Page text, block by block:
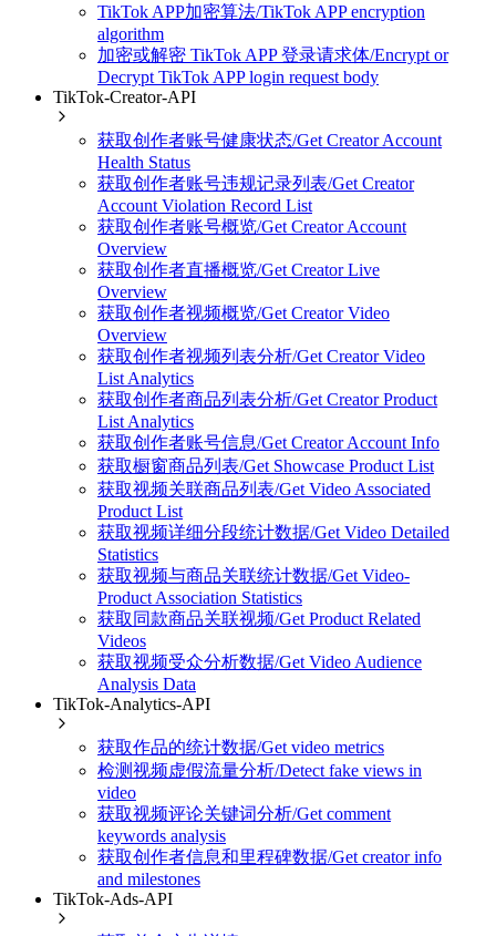
TikTok APP加密算法/TikTok APP encryption
algorithm
加密或解密 TikTok APP 登录请求体/Encrypt or
Decrypt TikTok APP login request body
TikTok-Creator-API
获取创作者账号健康状态/Get Creator Account
Health Status
获取创作者账号违规记录列表/Get Creator
Account Violation Record List
获取创作者账号概览/Get Creator Account
Overview
获取创作者直播概览/Get Creator Live
Overview
获取创作者视频概览/Get Creator Video
Overview
获取创作者视频列表分析/Get Creator Video
List Analytics
获取创作者商品列表分析/Get Creator Product
List Analytics
获取创作者账号信息/Get Creator Account Info
获取橱窗商品列表/Get Showcase Product List
获取视频关联商品列表/Get Video Associated
Product List
获取视频详细分段统计数据/Get Video Detailed
Statistics
获取视频与商品关联统计数据/Get Video-
Product Association Statistics
获取同款商品关联视频/Get Product Related
Videos
获取视频受众分析数据/Get Video Audience
Analysis Data
TikTok-Analytics-API
获取作品的统计数据/Get video metrics
检测视频虚假流量分析/Detect fake views in
video
获取视频评论关键词分析/Get comment
keywords analysis
获取创作者信息和里程碑数据/Get creator info
and milestones
TikTok-Ads-API